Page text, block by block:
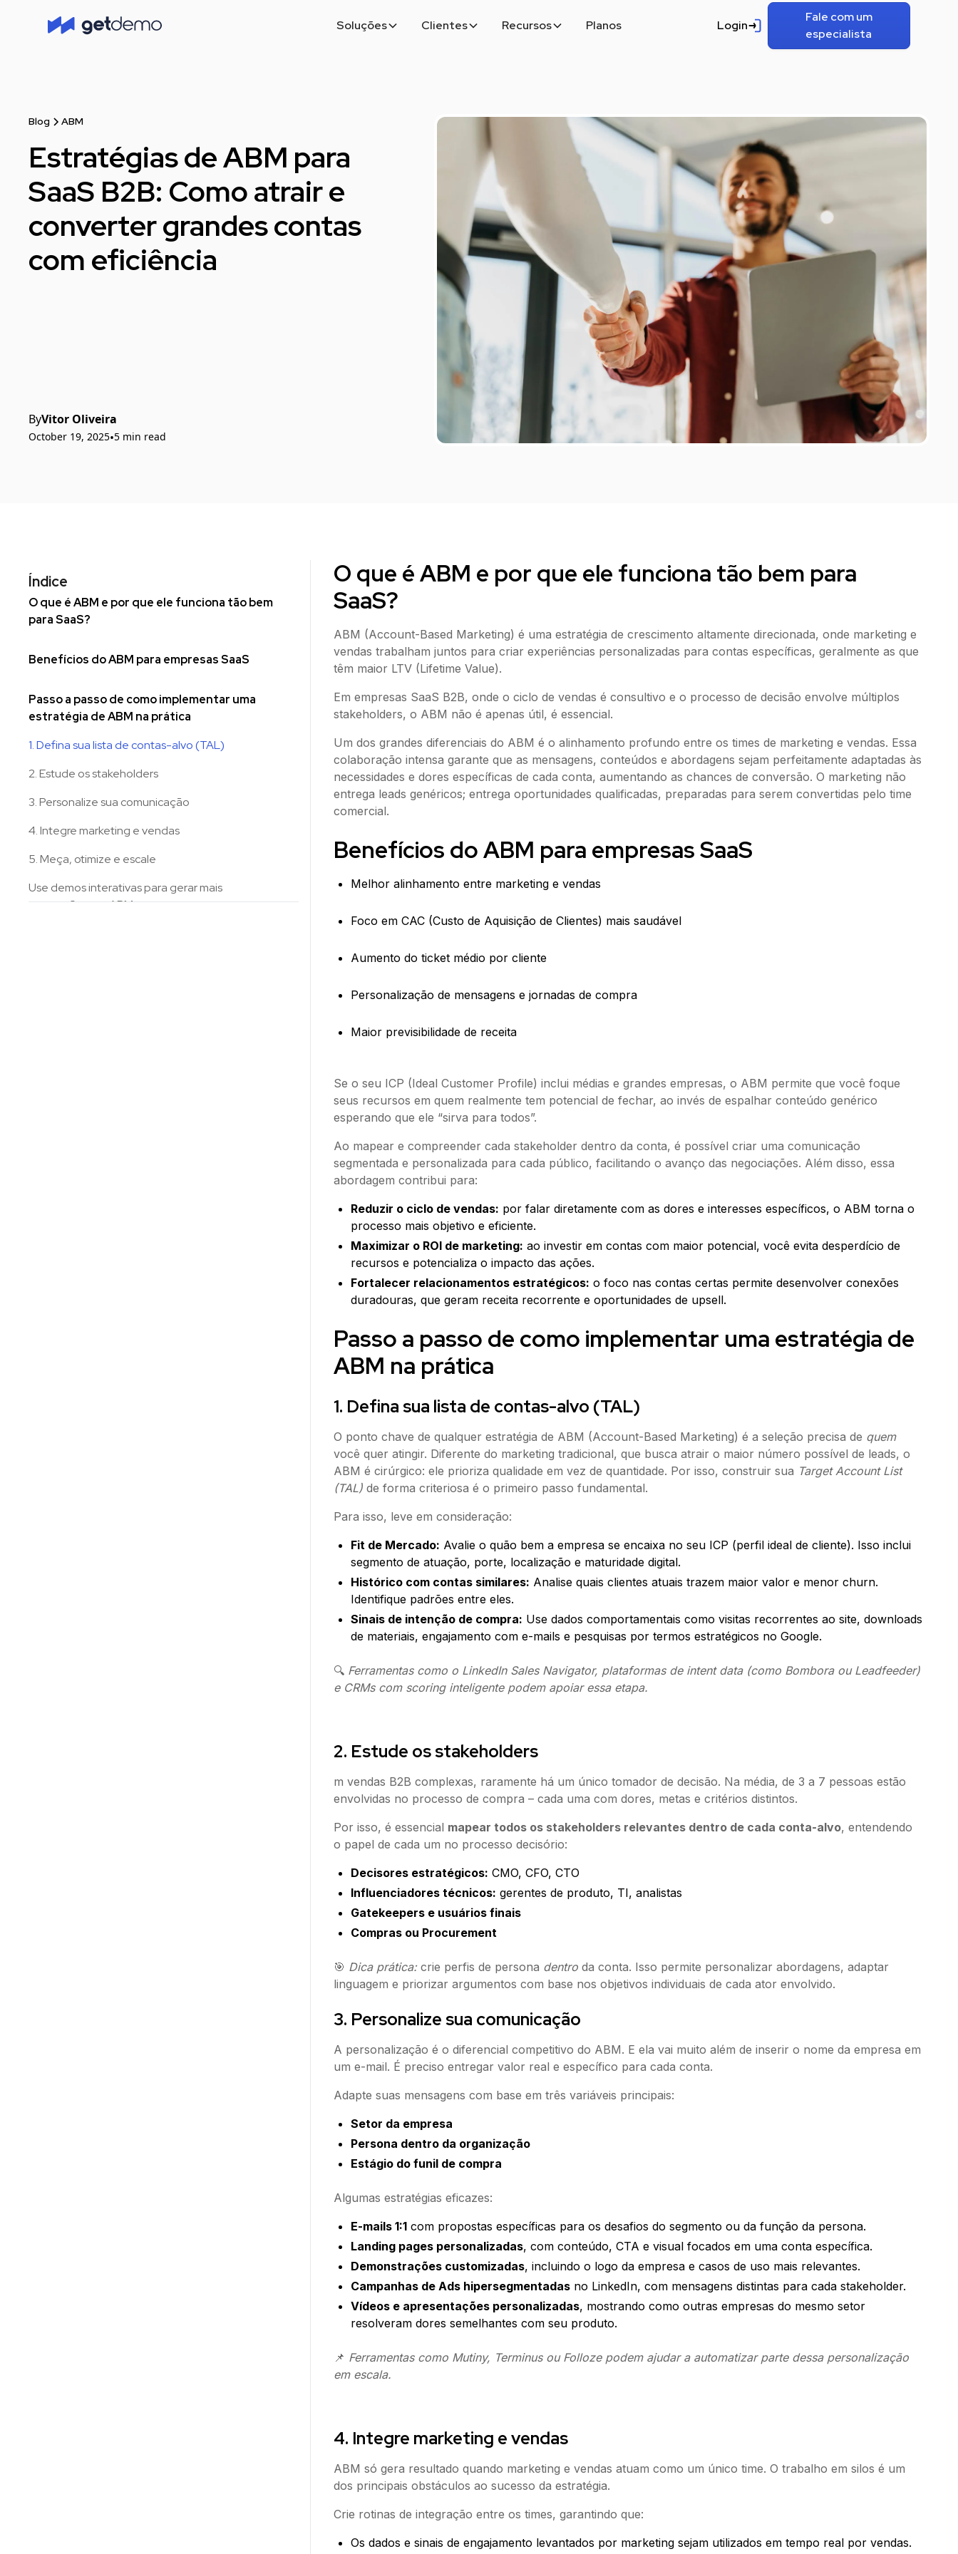
Soluções Clientes Recursos Planos Login
Fale com um
especialista
Blog ABM
Estratégias de ABM para
SaaS B2B: Como atrair e
converter grandes contas
com eficiência
ByVitor Oliveira
October 19, 2025•5 min read
Índice
O que é ABM e por que ele funciona tão bem
para SaaS?
Benefícios do ABM para empresas SaaS
Passo a passo de como implementar uma
estratégia de ABM na prática
1. Defina sua lista de contas-alvo (TAL)
2. Estude os stakeholders
3. Personalize sua comunicação
4. Integre marketing e vendas
5. Meça, otimize e escale
Use demos interativas para gerar mais
conversões em ABM
O que é ABM e por que ele funciona tão bem para
SaaS?
ABM (Account-Based Marketing) é uma estratégia de crescimento altamente direcionada, onde marketing e
vendas trabalham juntos para criar experiências personalizadas para contas específicas, geralmente as que
têm maior LTV (Lifetime Value).
Em empresas SaaS B2B, onde o ciclo de vendas é consultivo e o processo de decisão envolve múltiplos
stakeholders, o ABM não é apenas útil, é essencial.
Um dos grandes diferenciais do ABM é o alinhamento profundo entre os times de marketing e vendas. Essa
colaboração intensa garante que as mensagens, conteúdos e abordagens sejam perfeitamente adaptadas às
necessidades e dores específicas de cada conta, aumentando as chances de conversão. O marketing não
entrega leads genéricos; entrega oportunidades qualificadas, preparadas para serem convertidas pelo time
comercial.
Benefícios do ABM para empresas SaaS
Melhor alinhamento entre marketing e vendas
Foco em CAC (Custo de Aquisição de Clientes) mais saudável
Aumento do ticket médio por cliente
Personalização de mensagens e jornadas de compra
Maior previsibilidade de receita
Se o seu ICP (Ideal Customer Profile) inclui médias e grandes empresas, o ABM permite que você foque
seus recursos em quem realmente tem potencial de fechar, ao invés de espalhar conteúdo genérico
esperando que ele “sirva para todos”.
Ao mapear e compreender cada stakeholder dentro da conta, é possível criar uma comunicação
segmentada e personalizada para cada público, facilitando o avanço das negociações. Além disso, essa
abordagem contribui para:
Reduzir o ciclo de vendas: por falar diretamente com as dores e interesses específicos, o ABM torna o
processo mais objetivo e eficiente.
Maximizar o ROI de marketing: ao investir em contas com maior potencial, você evita desperdício de
recursos e potencializa o impacto das ações.
Fortalecer relacionamentos estratégicos: o foco nas contas certas permite desenvolver conexões
duradouras, que geram receita recorrente e oportunidades de upsell.
Passo a passo de como implementar uma estratégia de
ABM na prática
1. Defina sua lista de contas-alvo (TAL)
O ponto chave de qualquer estratégia de ABM (Account-Based Marketing) é a seleção precisa de quem
você quer atingir. Diferente do marketing tradicional, que busca atrair o maior número possível de leads, o
ABM é cirúrgico: ele prioriza qualidade em vez de quantidade. Por isso, construir sua Target Account List
(TAL) de forma criteriosa é o primeiro passo fundamental.
Para isso, leve em consideração:
Fit de Mercado: Avalie o quão bem a empresa se encaixa no seu ICP (perfil ideal de cliente). Isso inclui
segmento de atuação, porte, localização e maturidade digital.
Histórico com contas similares: Analise quais clientes atuais trazem maior valor e menor churn.
Identifique padrões entre eles.
Sinais de intenção de compra: Use dados comportamentais como visitas recorrentes ao site, downloads
de materiais, engajamento com e-mails e pesquisas por termos estratégicos no Google.
🔍 Ferramentas como o LinkedIn Sales Navigator, plataformas de intent data (como Bombora ou Leadfeeder)
e CRMs com scoring inteligente podem apoiar essa etapa.
2. Estude os stakeholders
m vendas B2B complexas, raramente há um único tomador de decisão. Na média, de 3 a 7 pessoas estão
envolvidas no processo de compra – cada uma com dores, metas e critérios distintos.
Por isso, é essencial mapear todos os stakeholders relevantes dentro de cada conta-alvo, entendendo
o papel de cada um no processo decisório:
Decisores estratégicos: CMO, CFO, CTO
Influenciadores técnicos: gerentes de produto, TI, analistas
Gatekeepers e usuários finais
Compras ou Procurement
🎯 Dica prática:crie perfis de persona dentro da conta. Isso permite personalizar abordagens, adaptar
linguagem e priorizar argumentos com base nos objetivos individuais de cada ator envolvido.
3. Personalize sua comunicação
A personalização é o diferencial competitivo do ABM. E ela vai muito além de inserir o nome da empresa em
um e-mail. É preciso entregar valor real e específico para cada conta.
Adapte suas mensagens com base em três variáveis principais:
Setor da empresa
Persona dentro da organização
Estágio do funil de compra
Algumas estratégias eficazes:
E-mails 1:1 com propostas específicas para os desafios do segmento ou da função da persona.
Landing pages personalizadas, com conteúdo, CTA e visual focados em uma conta específica.
Demonstrações customizadas, incluindo o logo da empresa e casos de uso mais relevantes.
Campanhas de Ads hipersegmentadas no LinkedIn, com mensagens distintas para cada stakeholder.
Vídeos e apresentações personalizadas, mostrando como outras empresas do mesmo setor
resolveram dores semelhantes com seu produto.
📌 Ferramentas como Mutiny, Terminus ou Folloze podem ajudar a automatizar parte dessa personalização
em escala.
4. Integre marketing e vendas
ABM só gera resultado quando marketing e vendas atuam como um único time. O trabalho em silos é um
dos principais obstáculos ao sucesso da estratégia.
Crie rotinas de integração entre os times, garantindo que:
Os dados e sinais de engajamento levantados por marketing sejam utilizados em tempo real por vendas.